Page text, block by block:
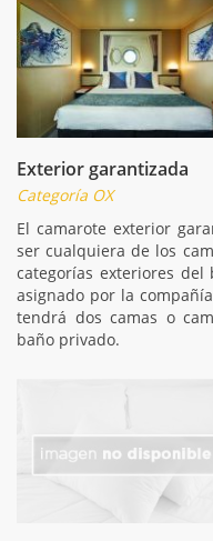
Exterior garantizada
Categoría OX
El camarote exterior
ser cualquiera de los
categorías exteriores del
asignado por la
tendrá dos camas o
baño privado.